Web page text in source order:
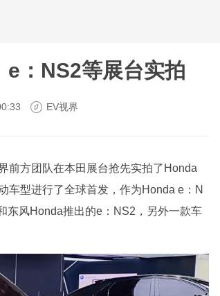
：NS2等展台实拍
EV视界
前方团队在本田展台抢先实拍了Honda
车型进行了全球首发，作为Honda e：N
东风Honda推出的e：NS2，另外一款车